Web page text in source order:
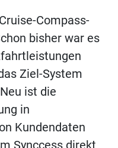
Compass-
bisher war es
Ziel-System
ist die
in
Kundendaten